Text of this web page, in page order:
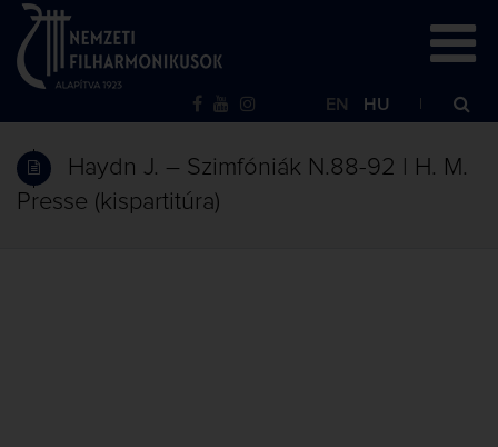
EN HU
Haydn J. – Szimfóniák N.88-92 | H. M.
Presse (kispartitúra)